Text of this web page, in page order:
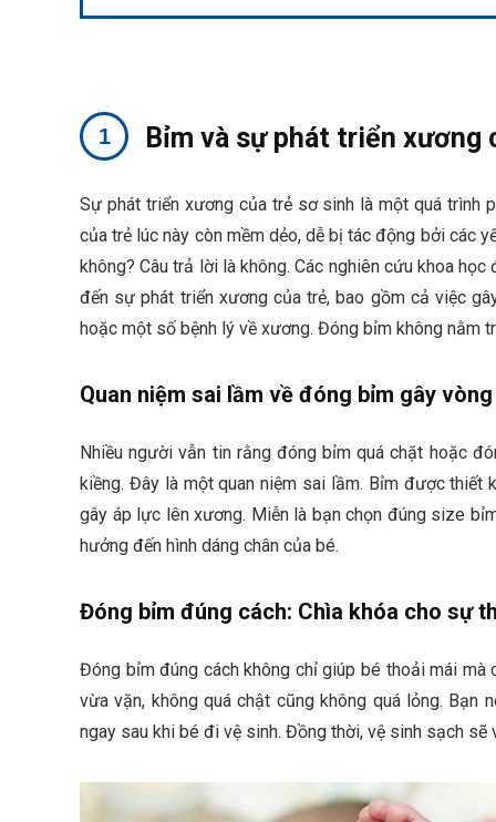
Bỉm và sự phát triển xương
Sự phát triển xương của trẻ sơ sinh là một quá trình
của trẻ lúc này còn mềm dẻo, dễ bị tác động bởi các
không? Câu trả lời là không. Các nghiên cứu khoa
đến sự phát triển xương của trẻ, bao gồm cả việc
hoặc một số bệnh lý về xương. Đóng bỉm không nằm
Quan niệm sai lầm về đóng bỉm gây
Nhiều người vẫn tin rằng đóng bỉm quá chặt hoặc
kiềng. Đây là một quan niệm sai lầm. Bỉm được
gây áp lực lên xương. Miễn là bạn chọn đúng size
hưởng đến hình dáng chân của bé.
Đóng bỉm đúng cách: Chìa khóa cho sự
Đóng bỉm đúng cách không chỉ giúp bé thoải mái
vừa vặn, không quá chật cũng không quá lỏng. Bạn
ngay sau khi bé đi vệ sinh. Đồng thời, vệ sinh sạch sẽ